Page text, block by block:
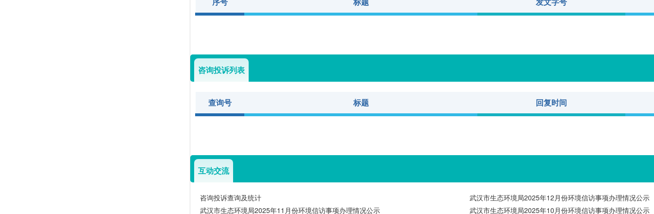
咨询投诉列表
查询号 标题 回复时间
互动交流
咨询投诉查询及统计
武汉市生态环境局2025年12月份环境信访事项办理情况公示
武汉市生态环境局2025年11月份环境信访事项办理情况公示
武汉市生态环境局2025年10月份环境信访事项办理情况公示